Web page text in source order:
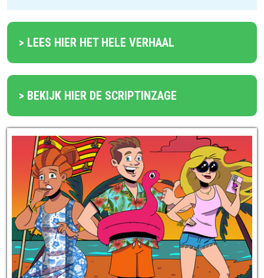
> LEES HIER HET HELE VERHAAL
> BEKIJK HIER DE SCRIPTINZAGE